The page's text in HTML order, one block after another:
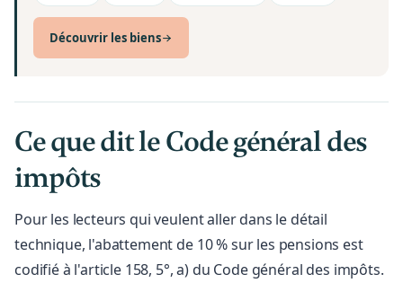
Découvrir les biens
Ce que dit le Code général des
impôts
Pour les lecteurs qui veulent aller dans le détail
technique, l'abattement de 10 % sur les pensions est
codifié à l'article 158, 5°, a) du Code général des impôts.